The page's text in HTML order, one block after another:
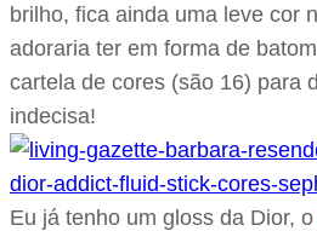
brilho, fica ainda uma leve cor
adoraria ter em forma de
cartela de cores (são 16) para
indecisa!
Eu já tenho um gloss da Dior, o